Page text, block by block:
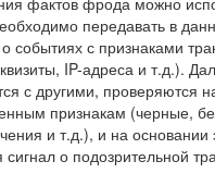
передавать в
с признаками
IP-адреса и т.д.).
с другими, проверяются
признакам (черные,
и т.д.), и на основании
о подозрительной